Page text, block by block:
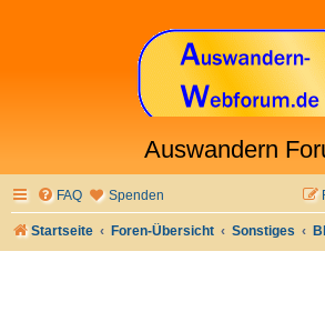
Auswandern
FAQ Spenden
Startseite Foren-Übersicht Sonstiges